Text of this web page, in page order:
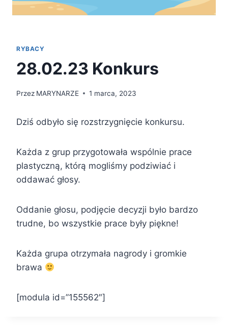
RYBACY
28.02.23 Konkurs
Przez MARYNARZE 1 marca, 2023
Dziś odbyło się rozstrzygnięcie konkursu.
Każda z grup przygotowała wspólnie prace
plastyczną, którą mogliśmy podziwiać i
oddawać głosy.
Oddanie głosu, podjęcie decyzji było bardzo
trudne, bo wszystkie prace były piękne!
Każda grupa otrzymała nagrody i gromkie
brawa
[modula id=”155562″]